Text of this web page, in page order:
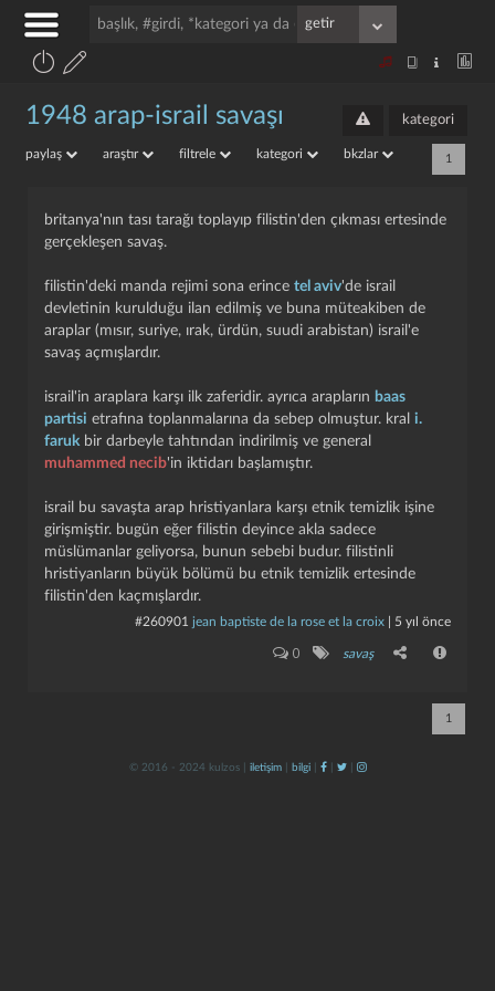
1948 arap-israil savaşı kategori
paylaş araştır filtrele kategori bkzlar 1
britanya'nın tası tarağı toplayıp filistin'den çıkması ertesinde
gerçekleşen savaş.
filistin'deki manda rejimi sona erince tel aviv'de israil
devletinin kurulduğu ilan edilmiş ve buna müteakiben de
araplar (mısır, suriye, ırak, ürdün, suudi arabistan) israil'e
savaş açmışlardır.
israil'in araplara karşı ilk zaferidir. ayrıca arapların baas
partisi etrafına toplanmalarına da sebep olmuştur. kral i.
farukbir darbeyle tahtından indirilmiş ve general
muhammed necib'in iktidarı başlamıştır.
israil bu savaşta arap hristiyanlara karşı etnik temizlik işine
girişmiştir. bugün eğer filistin deyince akla sadece
müslümanlar geliyorsa, bunun sebebi budur. filistinli
hristiyanların büyük bölümü bu etnik temizlik ertesinde
filistin'den kaçmışlardır.
#260901 jean baptiste de la rose et la croix 5 yıl önce
0 savaş
1
© 2016 - 2024 kulzos | iletişim| bilgi| | |